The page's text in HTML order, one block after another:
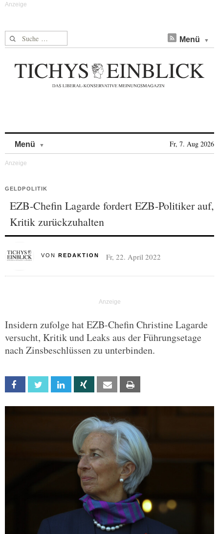
Suche nach: Menü
Menü Fr, 7. Aug 2026
GELDPOLITIK
EZB-Chefin Lagarde fordert EZB-Politiker auf,
Kritik zurückzuhalten
VON REDAKTION Fr, 22. April 2022
Insidern zufolge hat EZB-Chefin Christine Lagarde
versucht, Kritik und Leaks aus der Führungsetage
nach Zinsbeschlüssen zu unterbinden.
Facebook Twitter Linkedin Xing Email